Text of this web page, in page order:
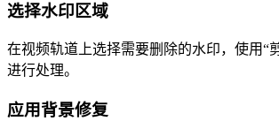
选择水印区域
在视频轨道上选择需要删除的水印，使用“
进行处理。
应用背景修复